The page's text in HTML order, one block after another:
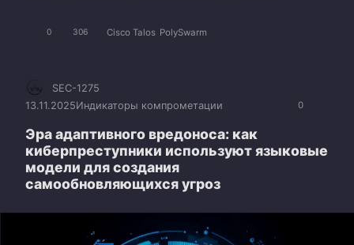
0 306 Cisco Talos PolySwarm
0
SEC-1275
13.11.2025Индикаторы компрометации
Эра адаптивного вредоноса: как
киберпреступники используют языковые
модели для создания
самообновляющихся угроз